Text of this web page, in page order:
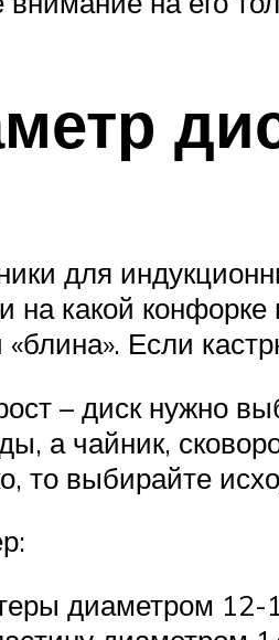
для
на какой
Если
– диск нужно
а чайник,
то выбирайте
диаметром 12-